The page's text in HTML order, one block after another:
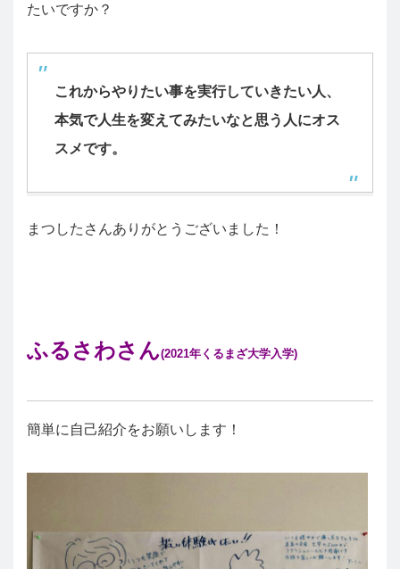
たいですか？
これからやりたい事を実行していきたい人、
本気で人生を変えてみたいなと思う人にオス
スメです。
まつしたさんありがとうございました！
ふるさわさん(2021年くるまざ大学入学)
簡単に自己紹介をお願いします！